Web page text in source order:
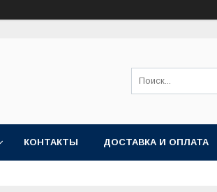
КОНТАКТЫ ДОСТАВКА И ОПЛАТА